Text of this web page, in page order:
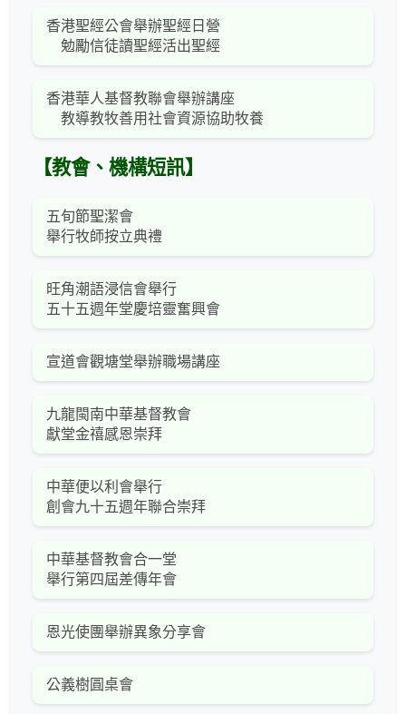
香港聖經公會舉辦聖經日營
勉勵信徒讀聖經活出聖經
香港華人基督教聯會舉辦講座
教導教牧善用社會資源協助牧養
【教會、機構短訊】
五旬節聖潔會
舉行牧師按立典禮
旺角潮語浸信會舉行
五十五週年堂慶培靈奮興會
宣道會觀塘堂舉辦職場講座
九龍閩南中華基督教會
獻堂金禧感恩崇拜
中華便以利會舉行
創會九十五週年聯合崇拜
中華基督教會合一堂
舉行第四屆差傳年會
恩光使團舉辦異象分享會
公義樹圓桌會